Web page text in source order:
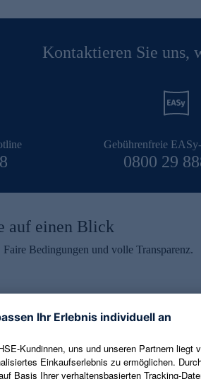
Kontaktieren Sie uns,
Gebührenfreie
0800 29
auf einen Blick
Bedingungen und volle Transparenz.
erhalten
und aktuelle Trends,
Als Dankeschön
E-